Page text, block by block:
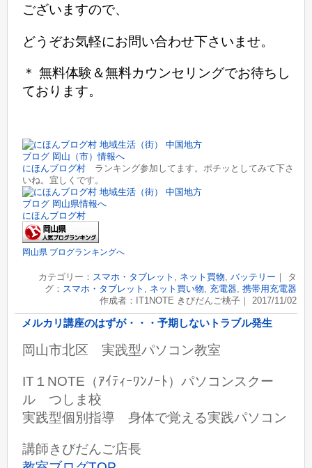
ございますので、
どうぞお気軽にお問い合わせ下さいませ。
＊ 無料体験＆無料カウンセリングでお待ちし
ております。
にほんブログ村 ランキング参加してます。ポチッとしてみて下さ
いね。宜しくです。
にほんブログ村
岡山県 ブログランキングへ
カテゴリー： スマホ・タブレット , ネット買物, バッテリー ｜ タ
グ： スマホ・タブレット , ネット買い物, 充電器, 携帯用充電器
作成者：IT1NOTE きびだんご桃子｜ 2017/11/02
メルカリ講座のはずが・・・予期しないトラブル発生
岡山市北区 実践型パソコン教室
IT１NOTE（ｱｲﾃｨｰﾜﾝﾉｰﾄ）パソコンスクー
ル つしま校
実践型個別指導 身体で覚える実践パソコン
講師きびだんご店長